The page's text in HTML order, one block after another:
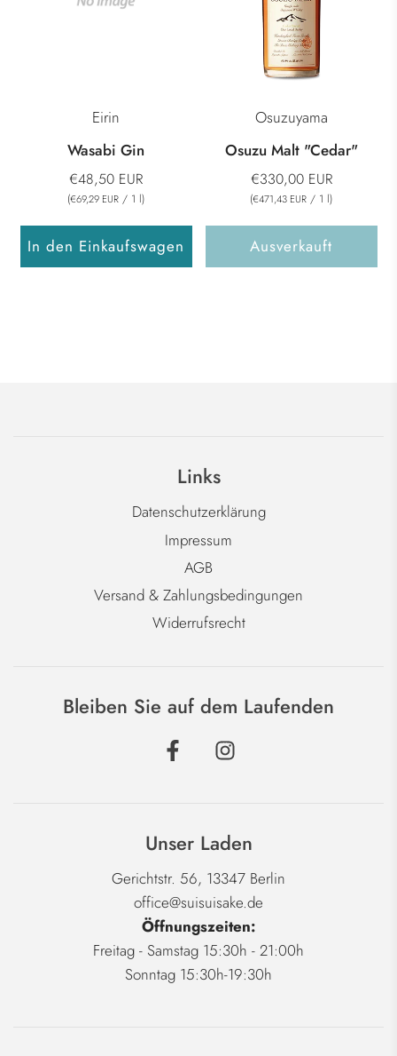
Eirin
Wasabi Gin
€48,50 EUR
(€69,29 EUR / 1 l)
In den Einkaufswagen
Osuzuyama
Osuzu Malt "Cedar"
€330,00 EUR
(€471,43 EUR / 1 l)
Ausverkauft
Links
Datenschutzerklärung
Impressum
AGB
Versand & Zahlungsbedingungen
Widerrufsrecht
Bleiben Sie auf dem Laufenden
Unser Laden
Gerichtstr. 56, 13347 Berlin
office@suisuisake.de
Öffnungszeiten:
Freitag - Samstag 15:30h - 21:00h
Sonntag 15:30h-19:30h